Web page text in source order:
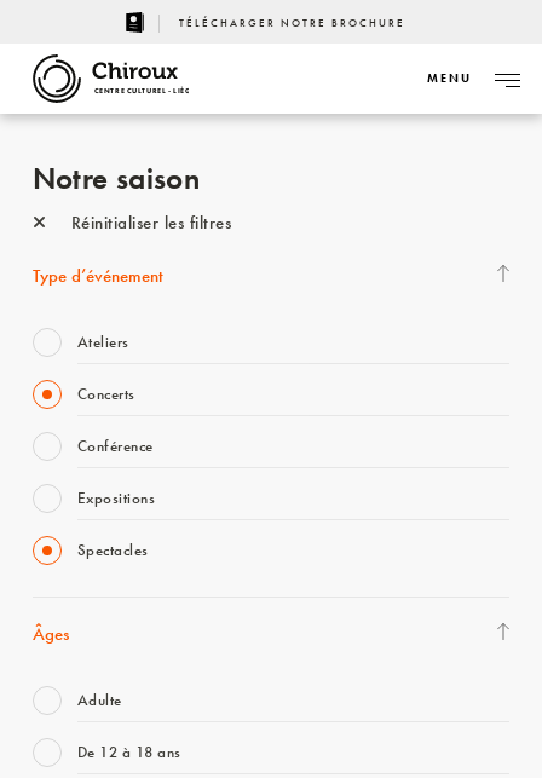
TÉLÉCHARGER NOTRE BROCHURE
CENTRE CULTUREL - LIÈGE
MENU
Notre saison
Réinitialiser les filtres
Type d’événement
Ateliers
Concerts
Conférence
Expositions
Spectacles
Âges
Adulte
De 12 à 18 ans